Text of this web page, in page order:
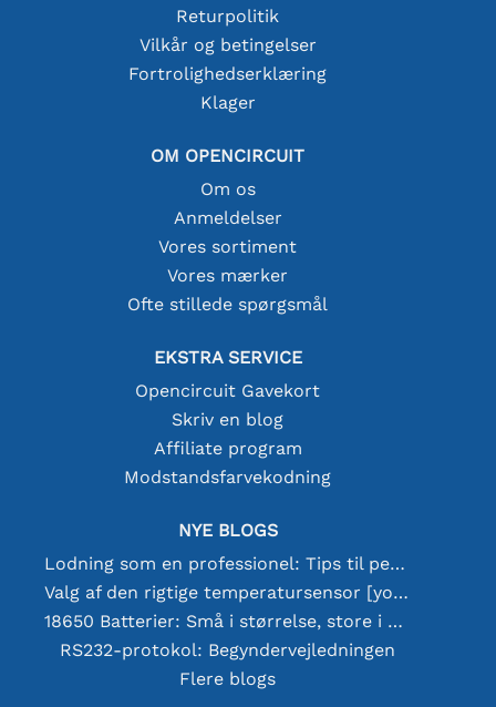
Returpolitik
Vilkår og betingelser
Fortrolighedserklæring
Klager
OM OPENCIRCUIT
Om os
Anmeldelser
Vores sortiment
Vores mærker
Ofte stillede spørgsmål
EKSTRA SERVICE
Opencircuit Gavekort
Skriv en blog
Affiliate program
Modstandsfarvekodning
NYE BLOGS
Lodning som en professionel: Tips til perfekte elektroniske forbindelser
Valg af den rigtige temperatursensor [youtube]
18650 Batterier: Små i størrelse, store i ydeevne
RS232-protokol: Begyndervejledningen
Flere blogs